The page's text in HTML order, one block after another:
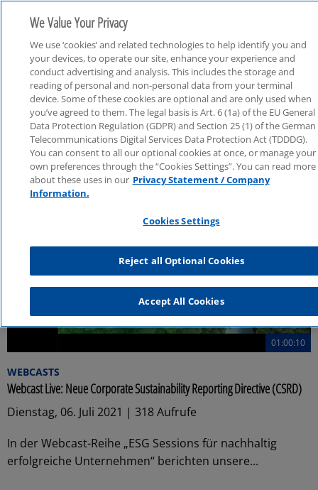
Webcast Live
01:00:10
WEBCASTS
Webcast Live: Neue Corporate Sustainability Reporting Directive (CSRD)
Dienstag, 06. Juli 2021 | 318 Aufrufe
In der Webcast-Reihe „ESG Sessions für nachhaltig
erfolgreiche Unternehmen“ berichten unsere...
We Value Your Privacy
We use ‘cookies’ and related technologies to help identify you and
your devices, to operate our site, enhance your experience and
conduct advertising and analysis. This includes the storage and
reading of personal and non-personal data from your terminal
device. Some of these cookies are optional and are only used when
you’ve agreed to them. The legal basis is Art. 6 (1a) of the EU General
Data Protection Regulation (GDPR) and Section 25 (1) of the German
Telecommunications Digital Services Data Protection Act (TDDDG).
You can consent to all our optional cookies at once, or manage your
own preferences through the “Cookies Settings”. You can read more
about these uses in our Privacy Statement / Company
Information.
Cookies Settings
Reject all Optional Cookies
Accept All Cookies